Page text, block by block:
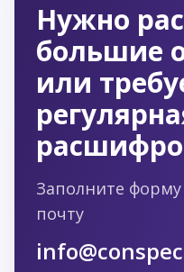
Нужно
большие
или
Заполните
почту